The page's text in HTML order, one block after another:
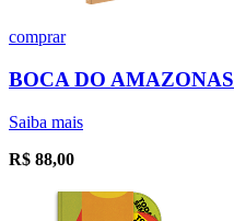
comprar
BOCA DO AMAZONAS
Saiba mais
R$ 88,00